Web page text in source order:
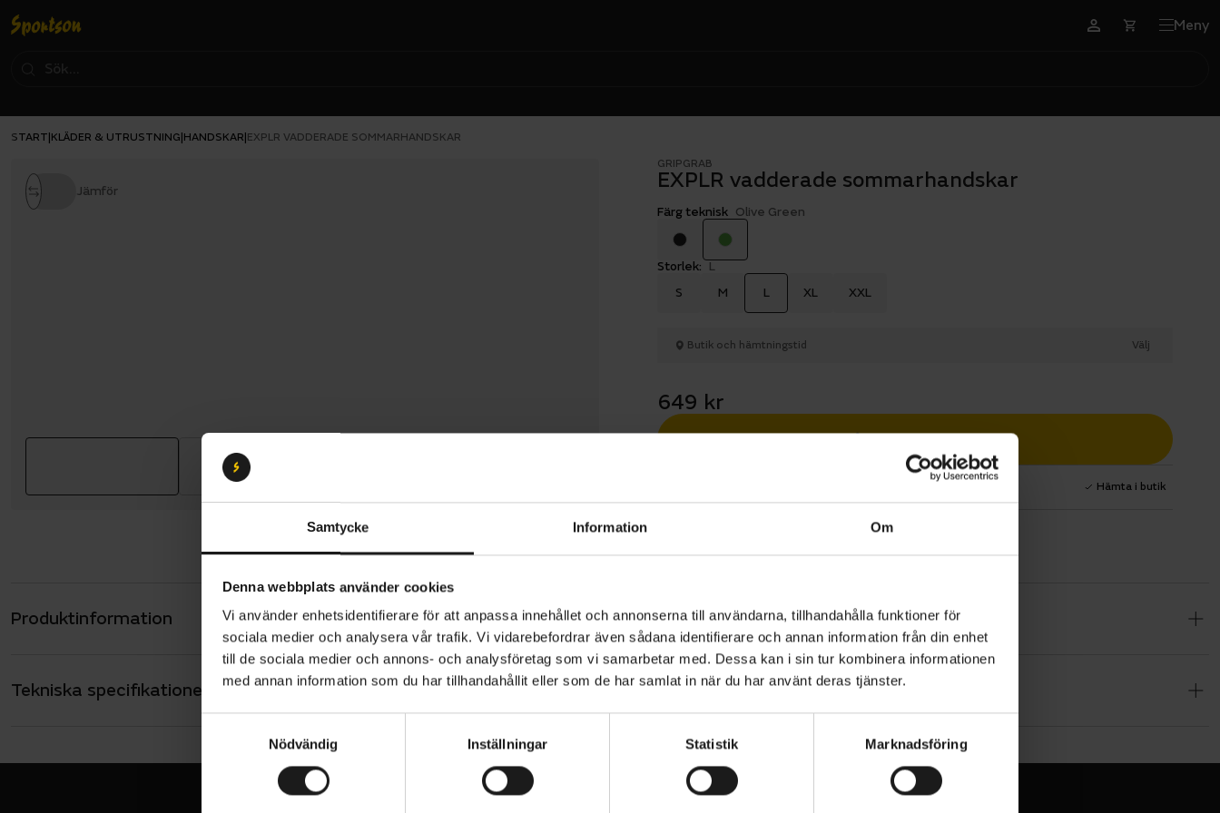
Samtycke Information Om
Denna webbplats använder cookies
Vi använder enhetsidentifierare för att anpassa innehållet och annonserna till användarna, tillhandahålla funktioner för
sociala medier och analysera vår trafik. Vi vidarebefordrar även sådana identifierare och annan information från din enhet
till de sociala medier och annons- och analysföretag som vi samarbetar med. Dessa kan i sin tur kombinera informationen
med annan information som du har tillhandahållit eller som de har samlat in när du har använt deras tjänster.
m
Nödvändig Inställningar Statistik Marknadsföring
Meny
START KLÄDER & UTRUSTNING HANDSKAR EXPLR VADDERADE SOMMARHANDSKAR
Jämför
GRIPGRAB
EXPLR vadderade sommarhandskar
Färg teknisk Olive Green
Storlek: L
S
M L XL XXL
Butik och hämtningstid Välj
649 kr
Lägg i varukorg
Hämta i butik
Produktinformation
GripGrab EXPLR Padded Full Finger Summer Gloves är utformade för cyklister
som trivs med äventyr, tuff terräng och långa resor. Med en helt vadderad
handflata erbjuder dessa handskar överlägsen dämpning för att minska
tröttheten under långa dagar i sadeln, medan den perforerade handflatan i
mikrosuede säkerställer hållbarhet och optimalt luftflöde för varaktig komfort,
även på de tuffaste turerna.
Dessa cykelhandskar har en ovandel i mesh för att hålla händerna svala under
Tekniska specifikationer Allmänt
5% Other Fibres
SÄSONG
Vår/sommar